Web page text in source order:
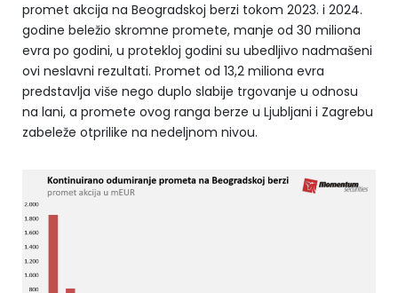
promet akcija na Beogradskoj berzi tokom 2023. i 2024.
godine beležio skromne promete, manje od 30 miliona
evra po godini, u protekloj godini su ubedljivo nadmašeni
ovi neslavni rezultati. Promet od 13,2 miliona evra
predstavlja više nego duplo slabije trgovanje u odnosu
na lani, a promete ovog ranga berze u Ljubljani i Zagrebu
zabeleže otprilike na nedeljnom nivou.